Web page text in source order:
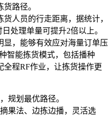
路径。
人员的行走距离，据统计，
处理单量可提升2倍以上。
，能够有效应对海量订单压
智能拣货模式，包括播种
程RF作业，让拣货操作更
规划最优路径。
果法、边拣边播，灵活选